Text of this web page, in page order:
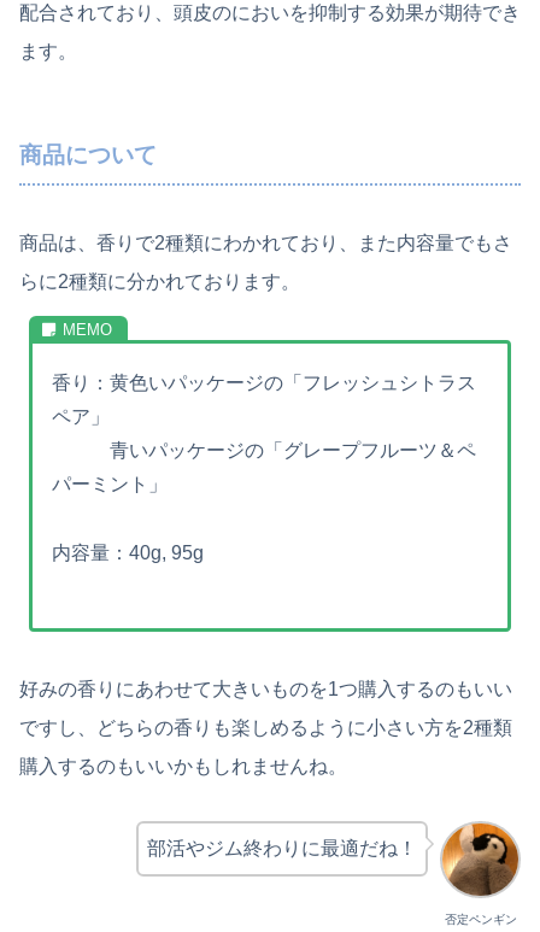
配合されており、頭皮のにおいを抑制する効果が期待でき
ます。
商品について
商品は、香りで2種類にわかれており、また内容量でもさ
らに2種類に分かれております。
香り：黄色いパッケージの「フレッシュシトラス
ペア」
青いパッケージの「グレープフルーツ＆ペ
パーミント」
内容量：40g, 95g
好みの香りにあわせて大きいものを1つ購入するのもいい
ですし、どちらの香りも楽しめるように小さい方を2種類
購入するのもいいかもしれませんね。
否定ペンギン
部活やジム終わりに最適だね！